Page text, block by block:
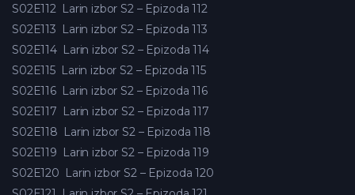
S02E112 Larin izbor S2 – Epizoda 112
S02E113 Larin izbor S2 – Epizoda 113
S02E114 Larin izbor S2 – Epizoda 114
S02E115 Larin izbor S2 – Epizoda 115
S02E116 Larin izbor S2 – Epizoda 116
S02E117 Larin izbor S2 – Epizoda 117
S02E118 Larin izbor S2 – Epizoda 118
S02E119 Larin izbor S2 – Epizoda 119
S02E120 Larin izbor S2 – Epizoda 120